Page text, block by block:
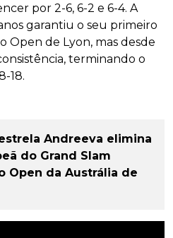
por 2-6, 6-2 e 6-4. A
garantiu o seu primeiro
Open de Lyon, mas desde
terminando o
18.
Andreeva elimina
do Grand Slam
Open da Austrália de